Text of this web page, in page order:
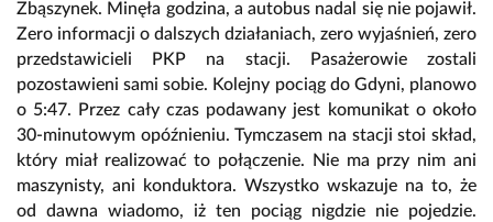
Zbąszynek. Minęła godzina, a autobus nadal się nie pojawił.
Zero informacji o dalszych działaniach, zero wyjaśnień, zero
przedstawicieli PKP na stacji. Pasażerowie zostali
pozostawieni sami sobie. Kolejny pociąg do Gdyni, planowo
o 5:47. Przez cały czas podawany jest komunikat o około
30-minutowym opóźnieniu. Tymczasem na stacji stoi skład,
który miał realizować to połączenie. Nie ma przy nim ani
maszynisty, ani konduktora. Wszystko wskazuje na to, że
od dawna wiadomo, iż ten pociąg nigdzie nie pojedzie.